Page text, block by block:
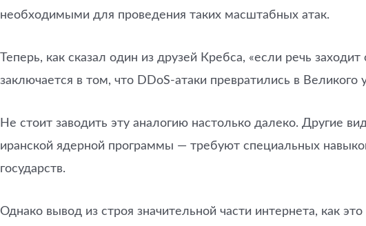
необходимыми для проведения таких масштабных атак.
Теперь, как сказал один из друзей Кребса, «если речь
заключается в том, что DDoS-атаки превратились в
Не стоит заводить эту аналогию настолько далеко. Другие
иранской ядерной программы — требуют специальных
государств.
Однако вывод из строя значительной части интернета, как